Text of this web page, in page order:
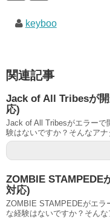
keyboo
関連記事
Jack of All Tribesが
応)
Jack of All Tribesがエラーで
験はないですか？そんなア
ZOMBIE STAMPEDE
対応)
ZOMBIE STAMPEDEがエラ
な経験はないですか？そん